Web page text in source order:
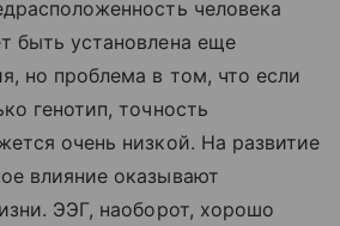
человека
быть установлена еще
но проблема в том, что если
генотип, точность
очень низкой. На развитие
влияние оказывают
ЭЭГ, наоборот, хорошо